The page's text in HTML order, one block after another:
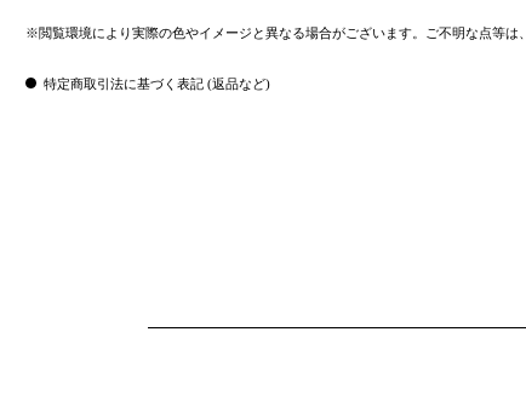
※閲覧環境により実際の色やイメージと異なる場合がございます。ご不明な点等は、
特定商取引法に基づく表記 (返品など)